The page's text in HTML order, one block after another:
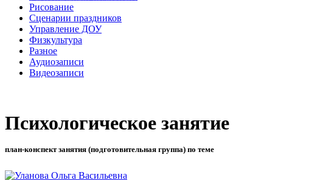
Рисование
Сценарии праздников
Управление ДОУ
Физкультура
Разное
Аудиозаписи
Видеозаписи
Психологическое занятие
план-конспект занятия (подготовительная группа) по теме